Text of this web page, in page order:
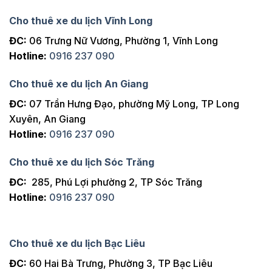
Cho thuê xe du lịch Vĩnh Long
ĐC: 06 Trưng Nữ Vương, Phường 1, Vĩnh Long
Hotline: 0916 237 090
Cho thuê xe du lịch An Giang
ĐC: 07 Trần Hưng Đạo, phường Mỹ Long, TP Long
Xuyên, An Giang
Hotline: 0916 237 090
Cho thuê xe du lịch Sóc Trăng
ĐC: 285, Phú Lợi phường 2, TP Sóc Trăng
Hotline: 0916 237 090
Cho thuê xe du lịch Bạc Liêu
ĐC: 60 Hai Bà Trưng, Phường 3, TP Bạc Liêu